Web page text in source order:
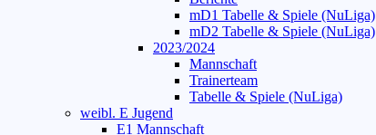
mD1 Tabelle & Spiele (NuLiga)
mD2 Tabelle & Spiele (NuLiga)
2023/2024
Mannschaft
Trainerteam
Tabelle & Spiele (NuLiga)
weibl. E Jugend
E1 Mannschaft